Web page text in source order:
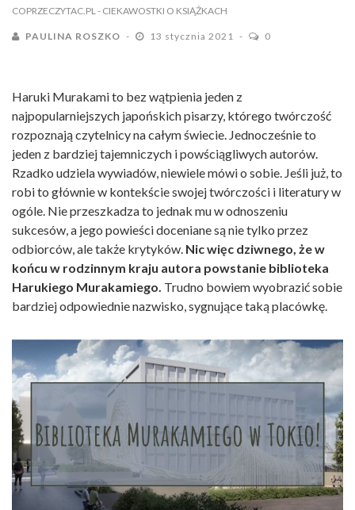
COPRZECZYTAC.PL - CIEKAWOSTKI O KSIĄŻKACH
PAULINA ROSZKO 13 stycznia 2021 0
Haruki Murakami to bez wątpienia jeden z
najpopularniejszych japońskich pisarzy, którego twórczość
rozpoznają czytelnicy na całym świecie. Jednocześnie to
jeden z bardziej tajemniczych i powściągliwych autorów.
Rzadko udziela wywiadów, niewiele mówi o sobie. Jeśli już, to
robi to głównie w kontekście swojej twórczości i literatury w
ogóle. Nie przeszkadza to jednak mu w odnoszeniu
sukcesów, a jego powieści doceniane są nie tylko przez
odbiorców, ale także krytyków. Nic więc dziwnego, że w
końcu w rodzinnym kraju autora powstanie biblioteka
Harukiego Murakamiego. Trudno bowiem wyobrazić sobie
bardziej odpowiednie nazwisko, sygnujące taką placówkę.